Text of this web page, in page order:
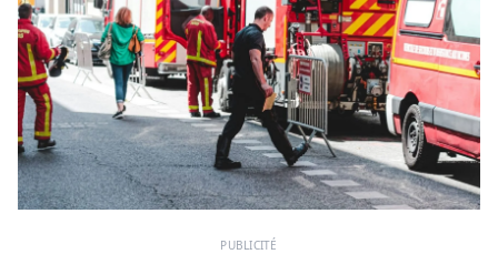
PUBLICITÉ